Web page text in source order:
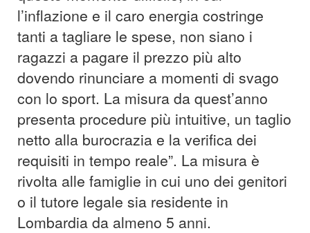
l’inflazione e il caro energia costringe
tanti a tagliare le spese, non siano i
ragazzi a pagare il prezzo più alto
dovendo rinunciare a momenti di svago
con lo sport. La misura da quest’anno
presenta procedure più intuitive, un taglio
netto alla burocrazia e la verifica dei
requisiti in tempo reale”. La misura è
rivolta alle famiglie in cui uno dei genitori
o il tutore legale sia residente in
Lombardia da almeno 5 anni.